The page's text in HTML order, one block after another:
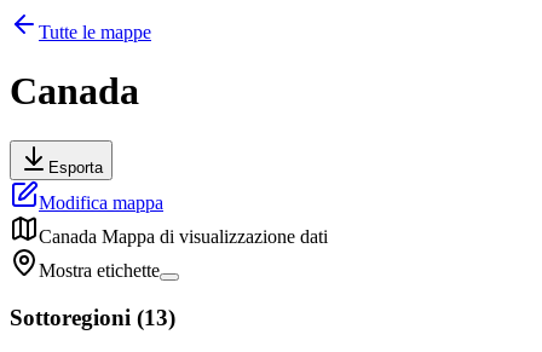
Tutte le mappe
Canada
Esporta
Modifica mappa
Canada Mappa di visualizzazione dati
Mostra etichette
Sottoregioni (13)